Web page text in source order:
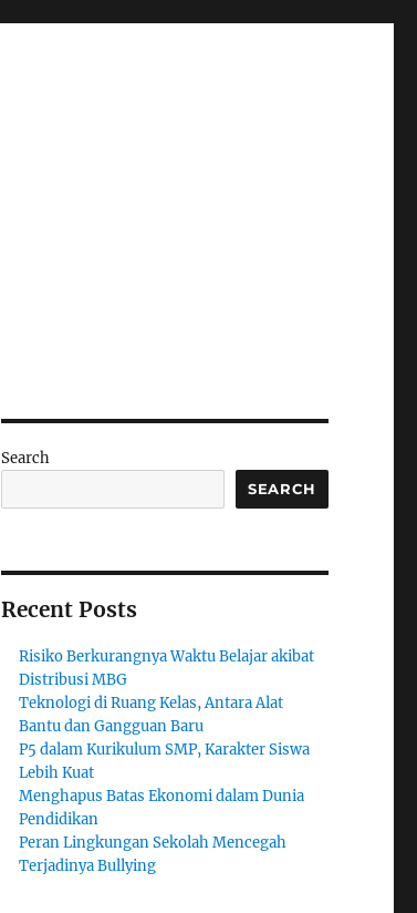
Search
SEARCH
Recent Posts
Risiko Berkurangnya Waktu Belajar akibat
Distribusi MBG
Teknologi di Ruang Kelas, Antara Alat
Bantu dan Gangguan Baru
P5 dalam Kurikulum SMP, Karakter Siswa
Lebih Kuat
Menghapus Batas Ekonomi dalam Dunia
Pendidikan
Peran Lingkungan Sekolah Mencegah
Terjadinya Bullying